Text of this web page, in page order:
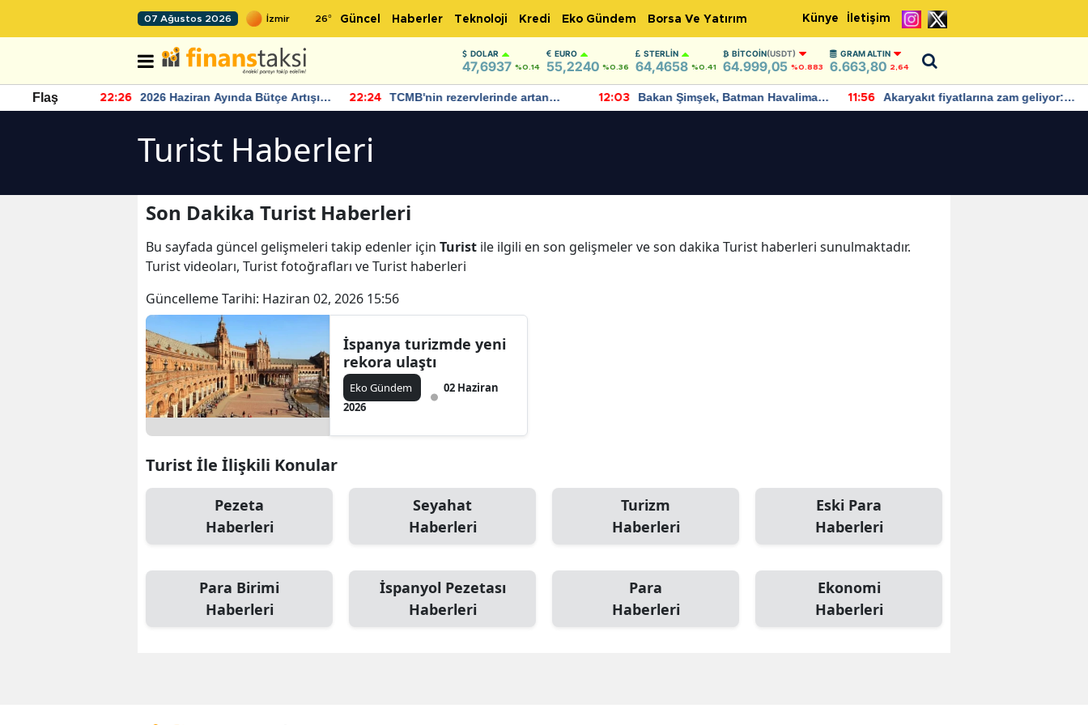
07 Ağustos 2026 26° Güncel Haberler Teknoloji Kredi Eko Gündem Borsa Ve Yatırım Künye İletişim
DOLAR
47,6937 %0.14
EURO
55,2240 %0.36
STERLIN
64,4658 %0.41
BITCOIN(USDT)
64.999,05 %0.883
GRAM ALTIN
6.663,80 2,64
Flaş 22:26
2026 Haziran Ayında Bütçe Artışı
Yaşandı
22:24
TCMB'nin rezervlerinde artan
momentum devam ediyor
12:03
Bakan Şimşek, Batman Havalimanı
için umut verici açıklamalarda
11:56
Akaryakıt fiyatlarına zam geliyor:
Yeni tarih açıklandı
Turist Haberleri
Son Dakika Turist Haberleri
Bu sayfada güncel gelişmeleri takip edenler için Turist ile ilgili en son gelişmeler ve son dakika Turist haberleri sunulmaktadır.
Turist videoları, Turist fotoğrafları ve Turist haberleri
Güncelleme Tarihi: Haziran 02, 2026 15:56
İspanya turizmde yeni
rekora ulaştı
Eko Gündem
02 Haziran
2026
Turist İle İlişkili Konular
Pezeta
Haberleri
Seyahat
Haberleri
Turizm
Haberleri
Eski Para
Haberleri
Para Birimi
Haberleri
İspanyol Pezetası
Haberleri
Para
Haberleri
Ekonomi
Haberleri